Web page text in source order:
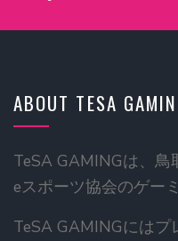
ABOUT TESA
TeSA GAMINGは、
eスポーツ協会のゲー
TeSA GAMINGにはプ